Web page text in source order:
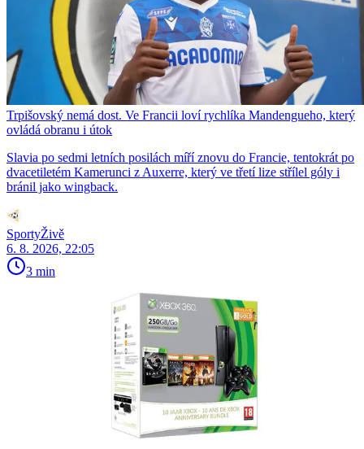
Trpišovský nemá dost. Ve Francii loví rychlíka Mandengueho, který
ovládá obranu i útok
Slavia po sedmi letních posilách míří znovu do Francie, tentokrát po
dvacetiletém Kamerunci z Auxerre, který ve třetí lize střílel góly i
bránil jako wingback.
SportyŽivě
6. 8. 2026, 22:05
3 min